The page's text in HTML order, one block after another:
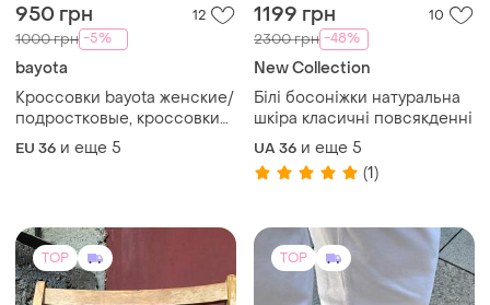
950 грн 12
1000 грн -5%
bayota
Кроссовки bayota женские/
подростковые, кроссовки
bayota (1601)
EU 36 и еще 5
1199 грн 10
2300 грн -48%
New Collection
Білі босоніжки натуральна
шкіра класичні повсякденні
UA 36 и еще 5
(1)
TOP TOP